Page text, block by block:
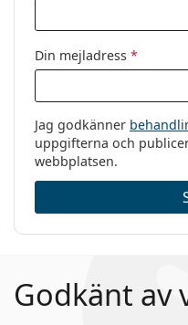
Din mejladress *
Jag godkänner
uppgifterna och
webbplatsen.
Godkänt av